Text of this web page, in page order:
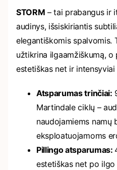
STORM – tai prabangus ir
audinys, išsiskiriantis
elegantiškomis spalvomis.
užtikrina ilgaamžiškumą, o
estetiškas net ir intensyviai
Atsparumas trinčiai:
Martindale ciklų –
naudojamiems namų
eksploatuojamoms
Pillingo atsparumas:
estetiškas net po ilgo